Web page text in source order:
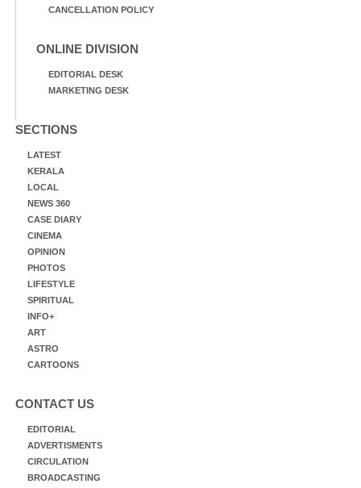
CANCELLATION POLICY
ONLINE DIVISION
EDITORIAL DESK
MARKETING DESK
SECTIONS
LATEST
KERALA
LOCAL
NEWS 360
CASE DIARY
CINEMA
OPINION
PHOTOS
LIFESTYLE
SPIRITUAL
INFO+
ART
ASTRO
CARTOONS
CONTACT US
EDITORIAL
ADVERTISMENTS
CIRCULATION
BROADCASTING